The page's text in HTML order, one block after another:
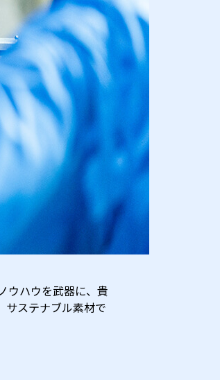
ウハウを武器に、貴
サステナブル素材で